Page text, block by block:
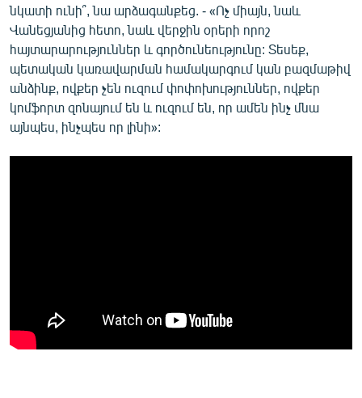
նկատի ունի՞, նա արձագանքեց. - «Ոչ միայն, նաև
Վանեցյանից հետո, նաև վերջին օրերի որոշ
հայտարարություններ և գործունեությունը: Տեսեք,
պետական կառավարման համակարգում կան բազմաթիվ
անձինք, ովքեր չեն ուզում փոփոխություններ, ովքեր
կոմֆորտ զոնայում են և ուզում են, որ ամեն ինչ մնա
այնպես, ինչպես որ լինի»: